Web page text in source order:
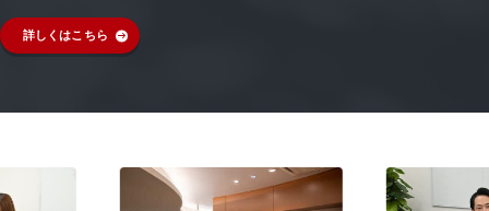
詳しくはこちら